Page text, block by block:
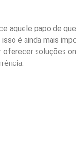
aquele papo de
isso é ainda mais
oferecer soluções